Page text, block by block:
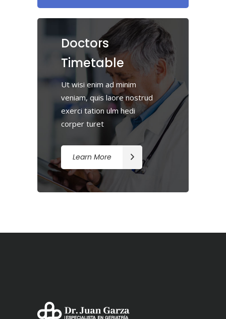
Doctors
Timetable
Ut wisi enim ad minim
veniam, quis laore nostrud
exerci tation ulm hedi
corper turet
Learn More